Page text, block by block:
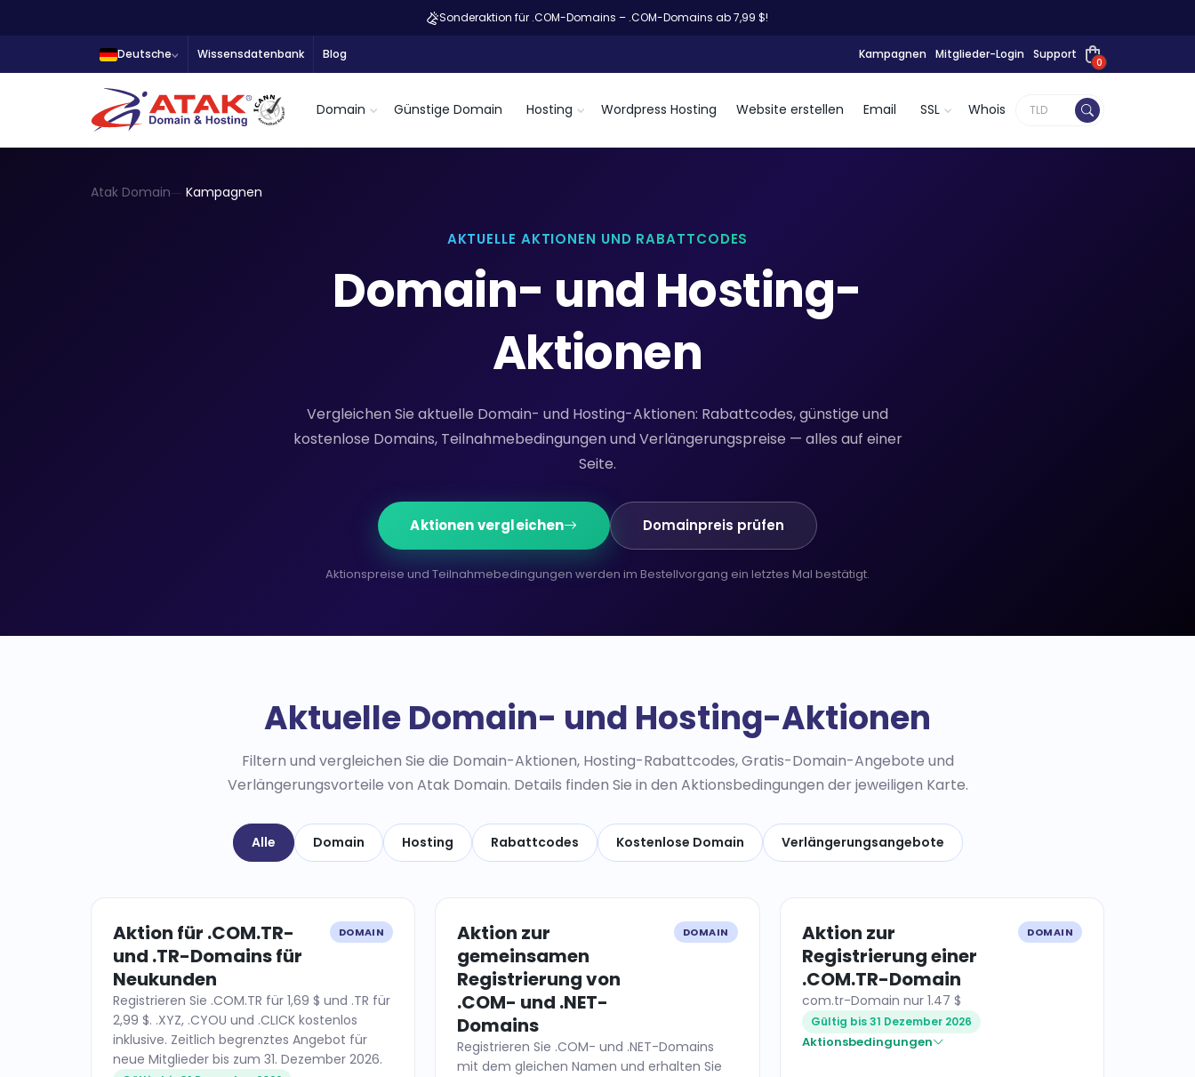
Sonderaktion für .COM-Domains – .COM-Domains ab 7,99 $!
Deutsche Wissensdatenbank Blog Kampagnen Mitglieder-Login Support
0
Domain Günstige Domain Hosting Wordpress Hosting Website erstellen Email SSL Whois
Atak Domain Kampagnen
AKTUELLE AKTIONEN UND RABATTCODES
Domain- und Hosting-
Aktionen
Vergleichen Sie aktuelle Domain- und Hosting-Aktionen: Rabattcodes, günstige und
kostenlose Domains, Teilnahmebedingungen und Verlängerungspreise — alles auf einer
Seite.
Aktionen vergleichen Domainpreis prüfen
Aktionspreise und Teilnahmebedingungen werden im Bestellvorgang ein letztes Mal bestätigt.
Aktuelle Domain- und Hosting-Aktionen
Filtern und vergleichen Sie die Domain-Aktionen, Hosting-Rabattcodes, Gratis-Domain-Angebote und
Verlängerungsvorteile von Atak Domain. Details finden Sie in den Aktionsbedingungen der jeweiligen Karte.
Alle Domain Hosting Rabattcodes Kostenlose Domain Verlängerungsangebote
Aktion für .COM.TR-
und .TR-Domains für
Neukunden
DOMAIN
Registrieren Sie .COM.TR für 1,69 $ und .TR für
2,99 $. .XYZ, .CYOU und .CLICK kostenlos
inklusive. Zeitlich begrenztes Angebot für
neue Mitglieder bis zum 31. Dezember 2026.
Aktion zur
gemeinsamen
Registrierung von
.COM- und .NET-
Domains
DOMAIN
Registrieren Sie .COM- und .NET-Domains
mit dem gleichen Namen und erhalten Sie
Aktion zur
Registrierung einer
.COM.TR-Domain
DOMAIN
com.tr-Domain nur 1.47 $
Gültig bis 31 Dezember 2026
Aktionsbedingungen